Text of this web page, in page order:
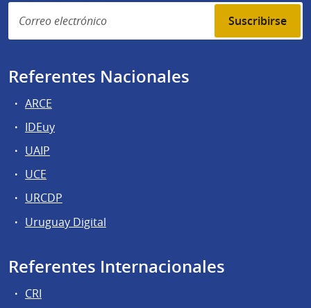
Suscribirse
Referentes Nacionales
ARCE
IDEuy
UAIP
UCE
URCDP
Uruguay Digital
Referentes Internacionales
CRI